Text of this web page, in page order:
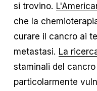
si trovino.
che la
curare il cancro ai
metastasi. La
staminali del
particolarmente